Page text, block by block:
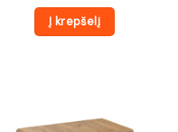
Į krepšelį